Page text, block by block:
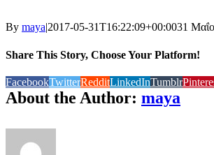
By maya|2017-05-31T16:22:09+00:0031
Share This Story, Choose Your Platform!
FacebookTwitterRedditLinkedInTumblr
About the Author: maya